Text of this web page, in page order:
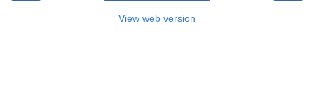
View web version